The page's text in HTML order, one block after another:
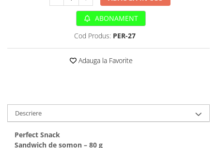
Sampoane si Balsamuri
Custi transport - Pisici
Lese, Hamuri si Zgarzi
Paturi, perne si cosuri pentru pisici
Recompense Delicioase
ABONAMENT
Cod Produs: PER-27
Adauga la Favorite
Descriere
Perfect Snack
Sandwich de somon – 80 g